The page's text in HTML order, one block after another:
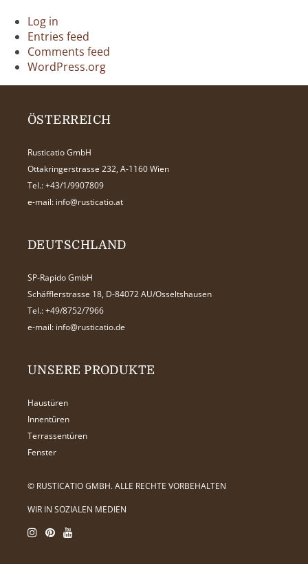
Log in
Entries feed
Comments feed
WordPress.org
ÖSTERREICH
Rusticatio GmbH
Ottakringerstrasse 232, A-1160 Wien
Tel.: +43/1/9907809
e-mail: info@rusticatio.at
DEUTSCHLAND
SP-Rapido GmbH
Schäfflerstrasse 18, D-84072 AU/Osseltshausen
Tel.: +49/8752/7966
e-mail: info@rusticatio.de
UNSERE PRODUKTE
Haustüren
Innentüren
Terrassentüren
Fenster
© RUSTICATIO GMBH. ALLE RECHTE VORBEHALTEN
WIR IN SOZIALEN MEDIEN